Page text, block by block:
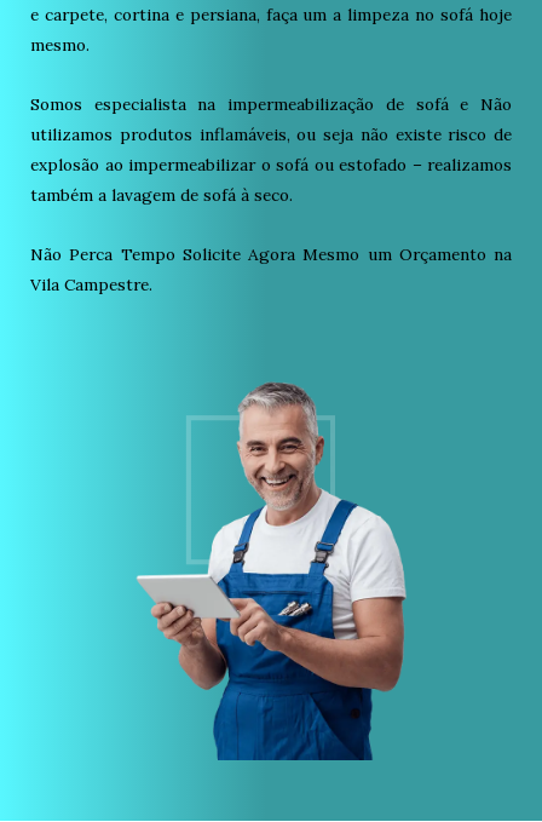
e carpete, cortina e persiana, faça um a limpeza no sofá hoje
mesmo.
Somos especialista na impermeabilização de sofá e Não
utilizamos produtos inflamáveis, ou seja não existe risco de
explosão ao impermeabilizar o sofá ou estofado – realizamos
também a lavagem de sofá à seco.
Não Perca Tempo Solicite Agora Mesmo um Orçamento na
Vila Campestre.